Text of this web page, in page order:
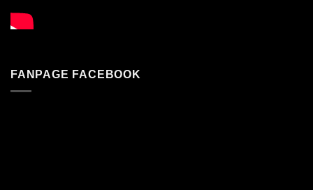
FANPAGE FACEBOOK